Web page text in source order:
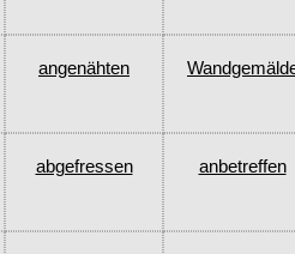
angenähten
abgefressen anbetreffen